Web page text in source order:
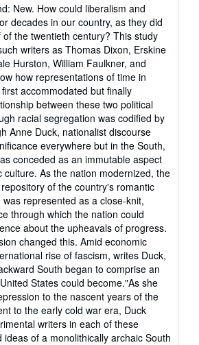
von
5
Sternen
New. How could liberalism and
decades in our country, as they did
the twentieth century? This study
writers as Thomas Dixon, Erskine
Hurston, William Faulkner, and
how representations of time in
accommodated but finally
between these two political
racial segregation was codified by
Anne Duck, nationalist discourse
everywhere but in the South,
conceded as an immutable aspect
culture. As the nation modernized, the
of the country's romantic
represented as a close-knit,
through which the nation could
about the upheavals of progress.
changed this. Amid economic
rise of fascism, writes Duck,
South began to comprise an
States could become."As she
to the nascent years of the
to the early cold war era, Duck
writers in each of these
ideas of a monolithically archaic South